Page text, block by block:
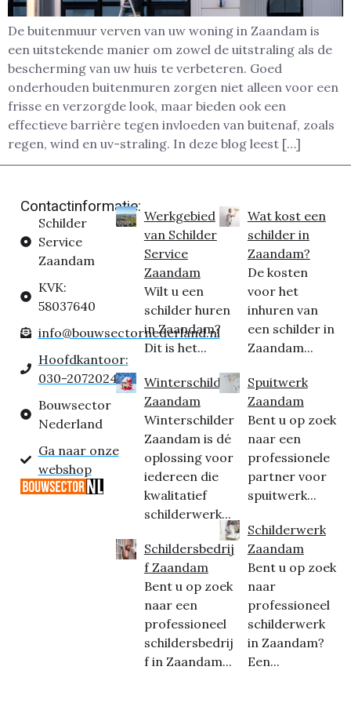
De buitenmuur verven van uw woning in Zaandam is
een uitstekende manier om zowel de uitstraling als de
bescherming van uw huis te verbeteren. Goed
onderhouden buitenmuren zorgen niet alleen voor een
frisse en verzorgde look, maar bieden ook een
effectieve barrière tegen invloeden van buitenaf, zoals
regen, wind en uv-straling. In deze blog leest […]
Contactinformatie:
Schilder
Service
Zaandam
KVK:
58037640
info@bouwsectornederland.nl
Hoofdkantoor:
030-2072024
Bouwsector
Nederland
Ga naar onze
webshop
Werkgebied
van Schilder
Service
Zaandam
Wilt u een
schilder huren
in Zaandam?
Dit is het...
Winterschilder
Zaandam
Winterschilder
Zaandam is dé
oplossing voor
iedereen die
kwalitatief
schilderwerk...
Schildersbedrij
f Zaandam
Bent u op zoek
naar een
professioneel
schildersbedrij
f in Zaandam...
Wat kost een
schilder in
Zaandam?
De kosten
voor het
inhuren van
een schilder in
Zaandam...
Spuitwerk
Zaandam
Bent u op zoek
naar een
professionele
partner voor
spuitwerk...
Schilderwerk
Zaandam
Bent u op zoek
naar
professioneel
schilderwerk
in Zaandam?
Een...